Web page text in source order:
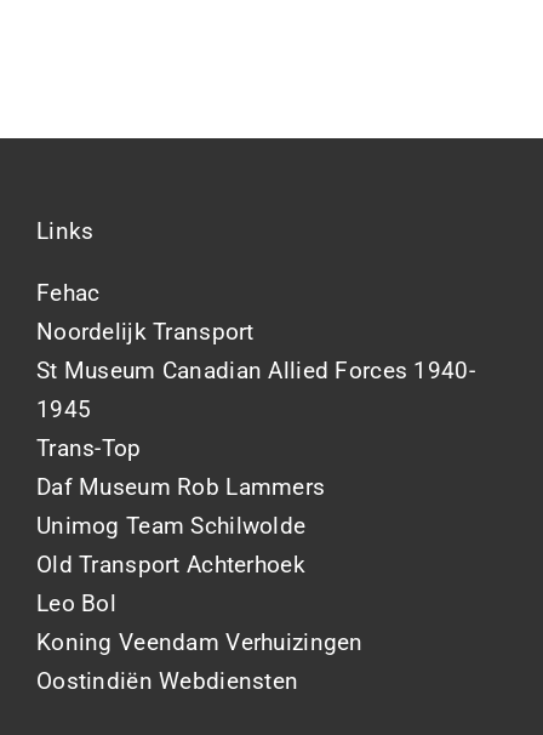
Links
Fehac
Noordelijk Transport
St Museum Canadian Allied Forces 1940-
1945
Trans-Top
Daf Museum Rob Lammers
Unimog Team Schilwolde
Old Transport Achterhoek
Leo Bol
Koning Veendam Verhuizingen
Oostindiën Webdiensten